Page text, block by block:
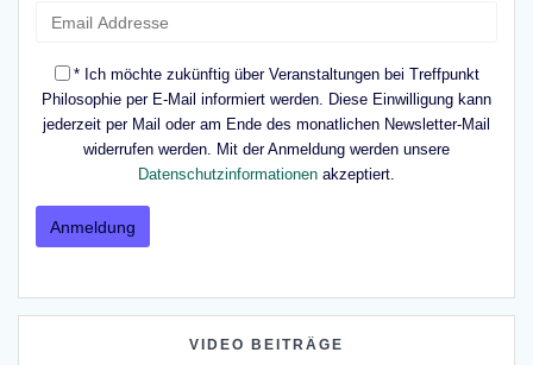
* Ich möchte zukünftig über Veranstaltungen bei Treffpunkt
Philosophie per E-Mail informiert werden. Diese Einwilligung kann
jederzeit per Mail oder am Ende des monatlichen Newsletter-Mail
widerrufen werden. Mit der Anmeldung werden unsere
Datenschutzinformationen akzeptiert.
VIDEO BEITRÄGE